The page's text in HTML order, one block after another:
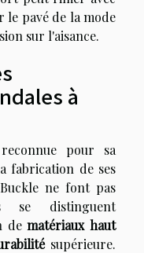
le pavé de la mode
sur l'aisance.
à
pour sa
fabrication de ses
ne font pas
se distinguent
dematériaux haut
supérieure.